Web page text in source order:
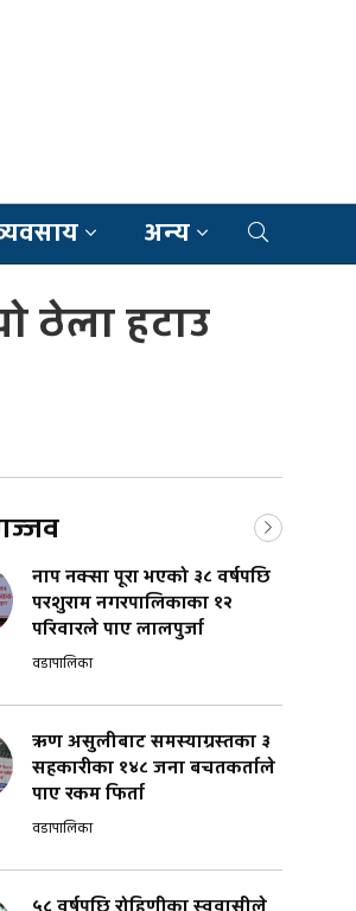
अन्य
ठेला हटाउ
नाप नक्सा पूरा भएको ३८ वर्षपछि
परशुराम नगरपालिकाका १२
परिवारले पाए लालपुर्जा
वडापालिका
ऋण असुलीबाट समस्याग्रस्तका ३
सहकारीका १४८ जना बचतकर्ताले
पाए रकम फिर्ता
वडापालिका